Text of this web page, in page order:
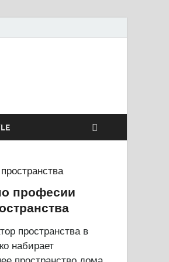
професии
пространства в
набирает